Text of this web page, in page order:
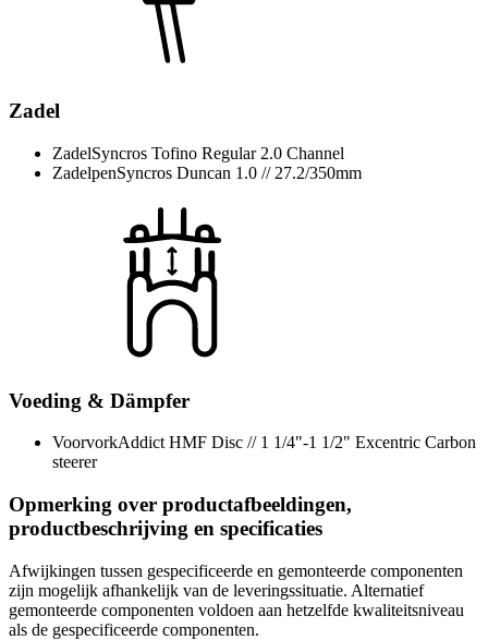
Zadel
ZadelSyncros Tofino Regular 2.0 Channel
ZadelpenSyncros Duncan 1.0 // 27.2/350mm
Voeding & Dämpfer
VoorvorkAddict HMF Disc // 1 1/4"-1 1/2" Excentric Carbon
steerer
Opmerking over productafbeeldingen,
productbeschrijving en specificaties
Afwijkingen tussen gespecificeerde en gemonteerde componenten
zijn mogelijk afhankelijk van de leveringssituatie. Alternatief
gemonteerde componenten voldoen aan hetzelfde kwaliteitsniveau
als de gespecificeerde componenten.